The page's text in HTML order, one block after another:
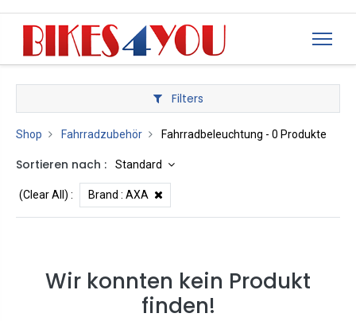
Filters
Shop Fahrradzubehör Fahrradbeleuchtung - 0 Produkte
Sortieren nach : Standard
(Clear All) : Brand : AXA
Wir konnten kein Produkt
finden!